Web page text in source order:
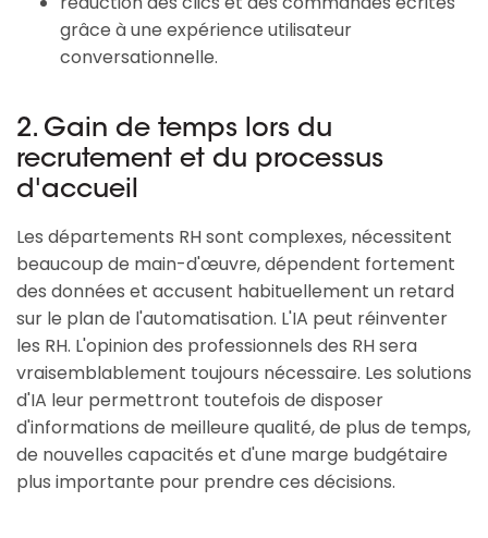
grâce à une expérience utilisateur
conversationnelle.
2. Gain de temps lors du
recrutement et du processus
d'accueil
Les départements RH sont complexes, nécessitent
beaucoup de main-d'œuvre, dépendent fortement
des données et accusent habituellement un retard
sur le plan de l'automatisation. L'IA peut réinventer
les RH. L'opinion des professionnels des RH sera
vraisemblablement toujours nécessaire. Les solutions
d'IA leur permettront toutefois de disposer
d'informations de meilleure qualité, de plus de temps,
de nouvelles capacités et d'une marge budgétaire
plus importante pour prendre ces décisions.